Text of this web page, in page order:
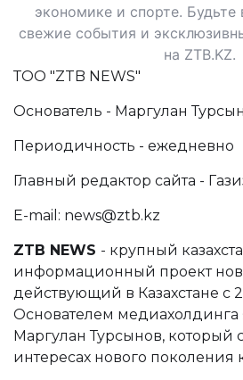
экономике и спорте. Будьте
свежие события и
на ZTB.KZ.
ТОО "ZTB NEWS"
Основатель - Маргулан
Периодичность - ежедневно
Главный редактор сайта -
E-mail: news@ztb.kz
ZTB NEWS - крупный
информационный проект
действующий в Казахстане с
Основателем медиахолдинга
Маргулан Турсынов, который
интересах нового поколения